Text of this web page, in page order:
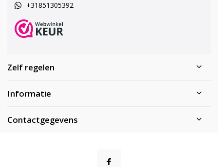
+31851305392
Zelf regelen
Informatie
Contactgegevens